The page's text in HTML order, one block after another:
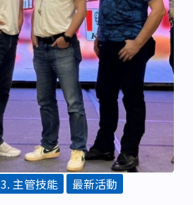
3. 主管技能 最新活動